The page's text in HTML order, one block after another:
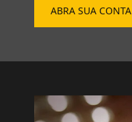
ABRA SUA CONTA